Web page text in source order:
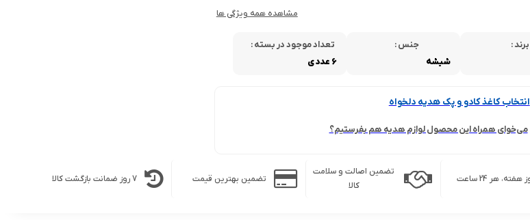
مشاهده همه ویژگی ها
برند :
جنس :
شیشه
تعداد موجود در بسته :
6 عددی
انتخاب کاغذ کادو و پک هدیه دلخواه
می‌خوای همراه این محصول لوازم هدیه هم بفرستیم؟
تضمین اصالت و سلامت
کالا
تضمین بهترین قیمت 7 روز ضمانت بازگشت کالا